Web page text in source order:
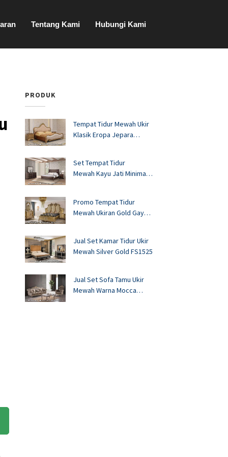
Tentang Kami Hubungi Kami
PRODUK
Tempat Tidur Mewah Ukir
Klasik Eropa Jepara
Set Tempat Tidur
Mewah Kayu Jati Minimalis
Promo Tempat Tidur
Mewah Ukiran Gold Gaya
Jual Set Kamar Tidur Ukir
Mewah Silver Gold FS1525
Jual Set Sofa Tamu Ukir
Mewah Warna Mocca